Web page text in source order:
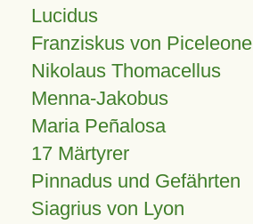
Lucidus
Franziskus von Piceleone
Nikolaus Thomacellus
Menna-Jakobus
Maria Peñalosa
17 Märtyrer
Pinnadus und Gefährten
Siagrius von Lyon